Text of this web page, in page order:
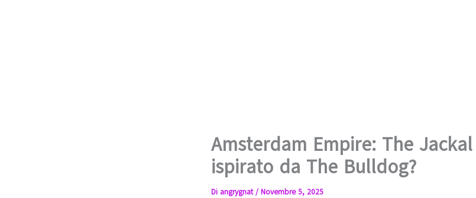
Amsterdam Empire: The
ispirato da The Bulldog?
Di angrygnat/ Novembre 5, 2025